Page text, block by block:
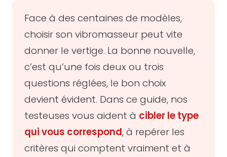
Face à des centaines de modèles,
choisir son vibromasseur peut vite
donner le vertige. La bonne nouvelle,
c’est qu’une fois deux ou trois
questions réglées, le bon choix
devient évident. Dans ce guide, nos
testeuses vous aident à cibler le type
qui vous correspond, à repérer les
critères qui comptent vraiment et à